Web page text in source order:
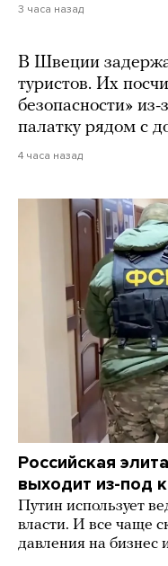
3 часа назад
В Швеции
туристов. Их
безопасности» из-
палатку рядом с
4 часа назад
Российская
выходит из-под
Путин использует
власти. И все чаще
давления на бизнес